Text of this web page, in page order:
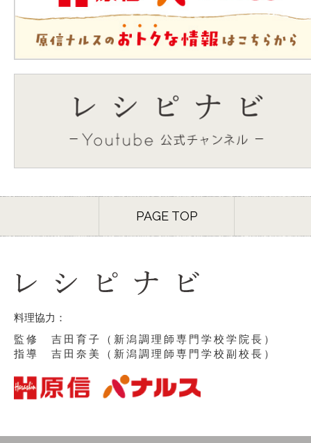
PAGE TOP
料理協力：
監修 吉田育子（新潟調理師専門学校学院長）
指導 吉田奈美（新潟調理師専門学校副校長）